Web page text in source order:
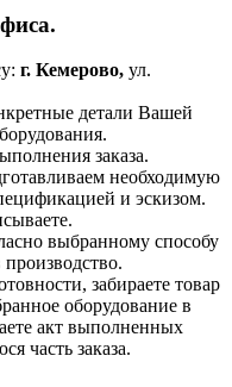
г. Кемерово, ул.
детали Вашей
заказа.
необходимую
и эскизом.
выбранному способу
забираете товар
оборудование в
акт выполненных
часть заказа.